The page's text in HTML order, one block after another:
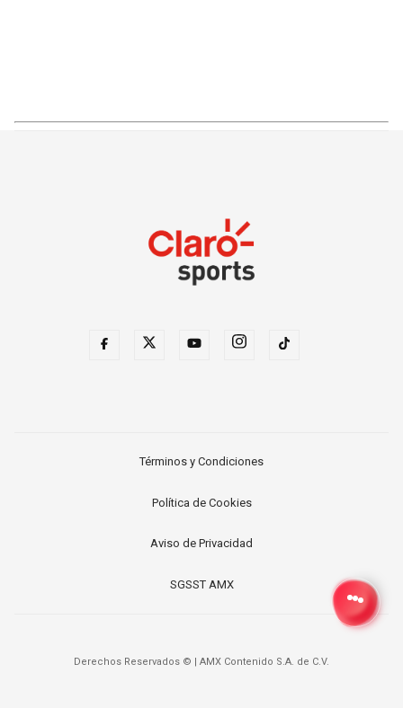
Términos y Condiciones
Política de Cookies
Aviso de Privacidad
SGSST AMX
Derechos Reservados © AMX Contenido S.A. de C.V.